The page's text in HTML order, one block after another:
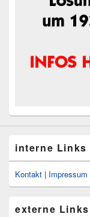
interne Links
Kontakt | Impressum
externe Links